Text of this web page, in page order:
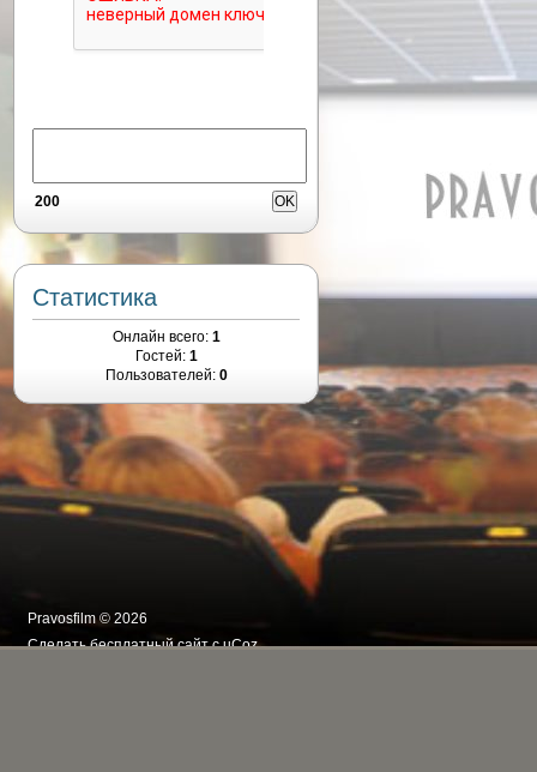
200
Статистика
Онлайн всего: 1
Гостей: 1
Пользователей: 0
Pravosfilm © 2026
Сделатьбесплатный сайтсuCoz